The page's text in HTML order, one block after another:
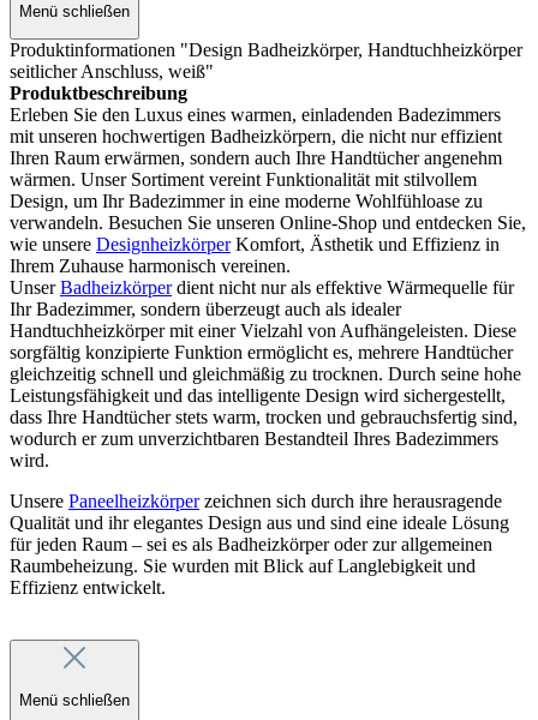
Menü schließen
Produktinformationen "Design Badheizkörper, Handtuchheizkörper
seitlicher Anschluss, weiß"
Produktbeschreibung
Erleben Sie den Luxus eines warmen, einladenden Badezimmers
mit unseren hochwertigen Badheizkörpern, die nicht nur effizient
Ihren Raum erwärmen, sondern auch Ihre Handtücher angenehm
wärmen. Unser Sortiment vereint Funktionalität mit stilvollem
Design, um Ihr Badezimmer in eine moderne Wohlfühloase zu
verwandeln. Besuchen Sie unseren Online-Shop und entdecken Sie,
wie unsere DesignheizkörperKomfort, Ästhetik und Effizienz in
Ihrem Zuhause harmonisch vereinen.
UnserBadheizkörperdient nicht nur als effektive Wärmequelle für
Ihr Badezimmer, sondern überzeugt auch als idealer
Handtuchheizkörper mit einer Vielzahl von Aufhängeleisten. Diese
sorgfältig konzipierte Funktion ermöglicht es, mehrere Handtücher
gleichzeitig schnell und gleichmäßig zu trocknen. Durch seine hohe
Leistungsfähigkeit und das intelligente Design wird sichergestellt,
dass Ihre Handtücher stets warm, trocken und gebrauchsfertig sind,
wodurch er zum unverzichtbaren Bestandteil Ihres Badezimmers
wird.
Unsere Paneelheizkörperzeichnen sich durch ihre herausragende
Qualität und ihr elegantes Design aus und sind eine ideale Lösung
für jeden Raum – sei es als Badheizkörper oder zur allgemeinen
Raumbeheizung. Sie wurden mit Blick auf Langlebigkeit und
Effizienz entwickelt.
Menü schließen